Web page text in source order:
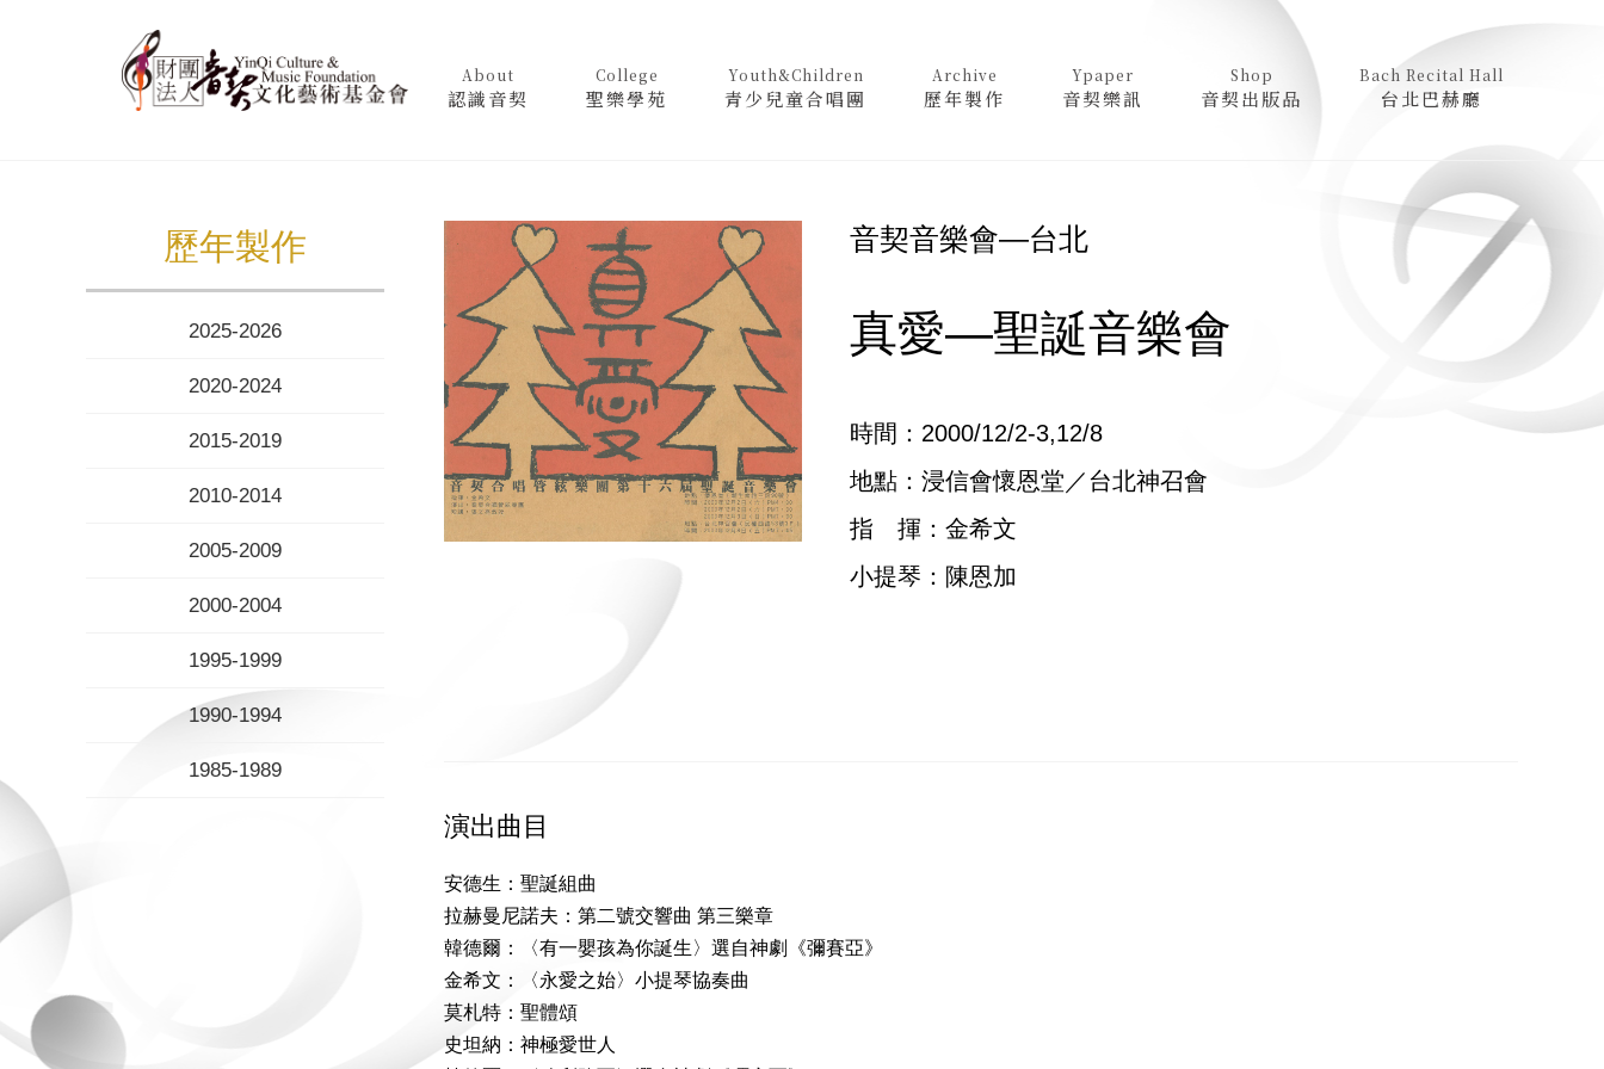
About
認識音契
College
聖樂學苑
Youth&Children
青少兒童合唱團
Archive
歷年製作
Ypaper
音契樂訊
Shop
音契出版品
Bach Recital Hall
台北巴赫廳
歷年製作
2025-2026
2020-2024
2015-2019
2010-2014
2005-2009
2000-2004
1995-1999
1990-1994
1985-1989
音契音樂會—台北
真愛—聖誕音樂會
時間：2000/12/2-3,12/8
地點：浸信會懷恩堂／台北神召會
指 揮：金希文
小提琴：陳恩加
演出曲目
安德生：聖誕組曲
拉赫曼尼諾夫：第二號交響曲 第三樂章
韓德爾：〈有一嬰孩為你誕生〉選自神劇《彌賽亞》
金希文：〈永愛之始〉小提琴協奏曲
莫札特：聖體頌
史坦納：神極愛世人